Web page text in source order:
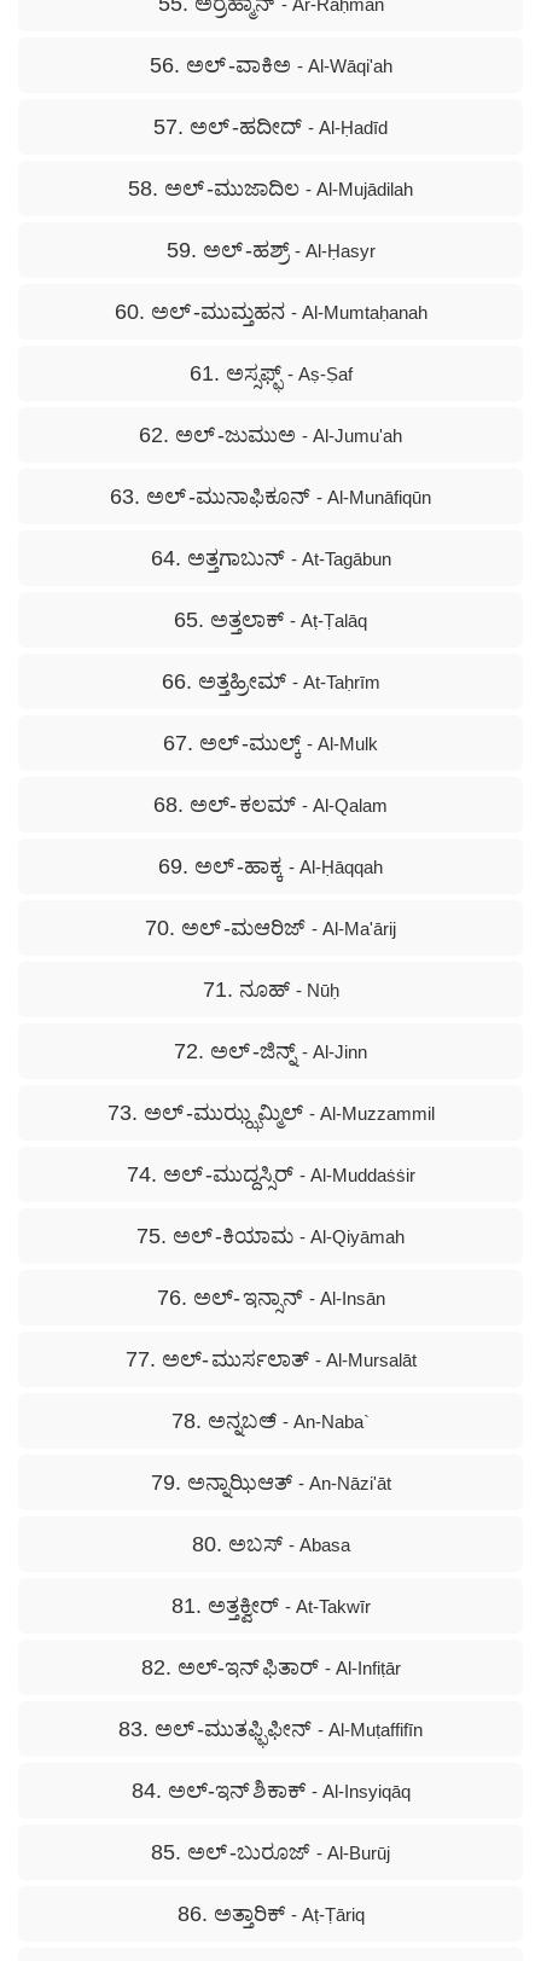
56. ಅಲ್ -ವಾಕಿಅ - Al-Wāqi'ah
57. ಅಲ್ -ಹದೀದ್ - Al-Ḥadīd
58. ಅಲ್ -ಮುಜಾದಿಲ - Al-Mujādilah
59. ಅಲ್ -ಹಶ್ರ್ - Al-Ḥasyr
60. ಅಲ್ -ಮುಮ್ತಹನ - Al-Mumtaḥanah
61. ಅಸ್ಸಫ್ಫ್ - Aṣ-Ṣaf
62. ಅಲ್ -ಜುಮುಅ - Al-Jumu'ah
63. ಅಲ್ -ಮುನಾಫಿಕೂನ್ - Al-Munāfiqūn
64. ಅತ್ತಗಾಬುನ್ - At-Tagābun
65. ಅತ್ತಲಾಕ್ - Aṭ-Ṭalāq
66. ಅತ್ತಹ್ರೀಮ್ - At-Taḥrīm
67. ಅಲ್ -ಮುಲ್ಕ್ - Al-Mulk
68. ಅಲ್- ಕಲಮ್ - Al-Qalam
69. ಅಲ್ -ಹಾಕ್ಕ - Al-Ḥāqqah
70. ಅಲ್ -ಮಆರಿಜ್ - Al-Ma'ārij
71. ನೂಹ್ - Nūḥ
72. ಅಲ್ -ಜಿನ್ನ್ - Al-Jinn
73. ಅಲ್ -ಮುಝ್ಝಮ್ಮಿಲ್ - Al-Muzzammil
74. ಅಲ್ -ಮುದ್ದಸ್ಸಿರ್ - Al-Muddaṡṡir
75. ಅಲ್ -ಕಿಯಾಮ - Al-Qiyāmah
76. ಅಲ್- ಇನ್ಸಾನ್ - Al-Insān
77. ಅಲ್- ಮುರ್ಸಲಾತ್ - Al-Mursalāt
78. ಅನ್ನಬಅ್ - An-Naba`
79. ಅನ್ನಾಝಿಆತ್ - An-Nāzi'āt
80. ಅಬಸ್ - Abasa
81. ಅತ್ತಕ್ವೀರ್ - At-Takwīr
82. ಅಲ್-ಇನ್ ಫಿತಾರ್ - Al-Infiṭār
83. ಅಲ್ -ಮುತಫ್ಫಿಫೀನ್ - Al-Muṭaffifīn
84. ಅಲ್-ಇನ್ ಶಿಕಾಕ್ - Al-Insyiqāq
85. ಅಲ್ -ಬುರೂಜ್ - Al-Burūj
86. ಅತ್ತಾರಿಕ್ - Aṭ-Ṭāriq